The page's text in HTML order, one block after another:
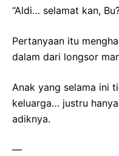
“Aldi… selamat kan,
Pertanyaan itu
dalam dari longsor
Anak yang selama ini
keluarga… justru
adiknya.
—